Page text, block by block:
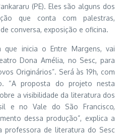
(PE). Eles são alguns dos
que conta com palestras,
conversa, exposição e oficina.
que inicia o Entre Margens, vai
Dona Amélia, no Sesc, para
Originários”. Será às 19h, com
“A proposta do projeto nesta
a visibilidade da literatura dos
e no Vale do São Francisco,
dessa produção”, explica a
professora de literatura do Sesc